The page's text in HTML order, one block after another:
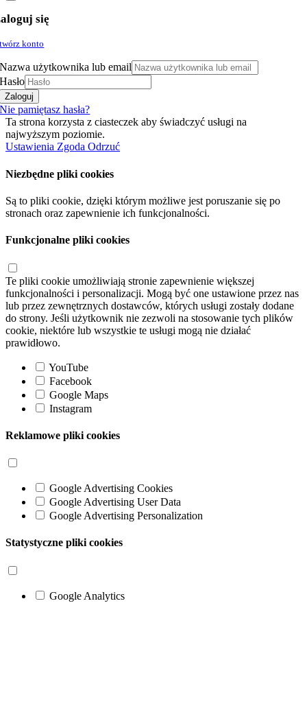
się
konto
Nazwa użytkownika lub email
Hasło
Zaloguj
Nie pamiętasz hasła?
Ta strona korzysta z ciasteczek aby świadczyć usługi na
najwyższym poziomie.
Ustawienia Zgoda Odrzuć
Niezbędne pliki cookies
Są to pliki cookie, dzięki którym możliwe jest poruszanie się po
stronach oraz zapewnienie ich funkcjonalności.
Funkcjonalne pliki cookies
Te pliki cookie umożliwiają stronie zapewnienie większej
funkcjonalności i personalizacji. Mogą być one ustawione przez nas
lub przez zewnętrznych dostawców, których usługi zostały dodane
do strony. Jeśli użytkownik nie zezwoli na stosowanie tych plików
cookie, niektóre lub wszystkie te usługi mogą nie działać
prawidłowo.
YouTube
Facebook
Google Maps
Instagram
Reklamowe pliki cookies
Google Advertising Cookies
Google Advertising User Data
Google Advertising Personalization
Statystyczne pliki cookies
Google Analytics